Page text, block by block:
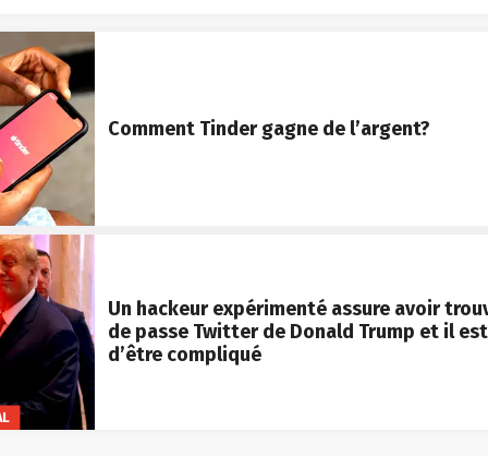
Comment Tinder gagne de l’argent?
Un hackeur expérimenté assure avoir
de passe Twitter de Donald Trump et il
d’être compliqué